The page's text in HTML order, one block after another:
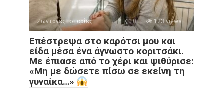
Ζωντανές ιστορίες 0 123 views
Επέστρεψα στο καρότσι μου και
είδα μέσα ένα άγνωστο κοριτσάκι.
Με έπιασε από το χέρι και ψιθύρισε:
«Μη με δώσετε πίσω σε εκείνη τη
γυναίκα…»